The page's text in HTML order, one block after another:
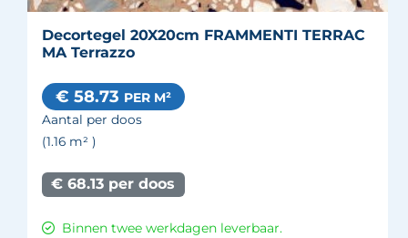
Decortegel 20X20cm FRAMMENTI TERRAC
MA Terrazzo
€ 58.73 PER M²
Aantal per doos
(1.16 m² )
€ 68.13 per doos
Binnen twee werkdagen leverbaar.